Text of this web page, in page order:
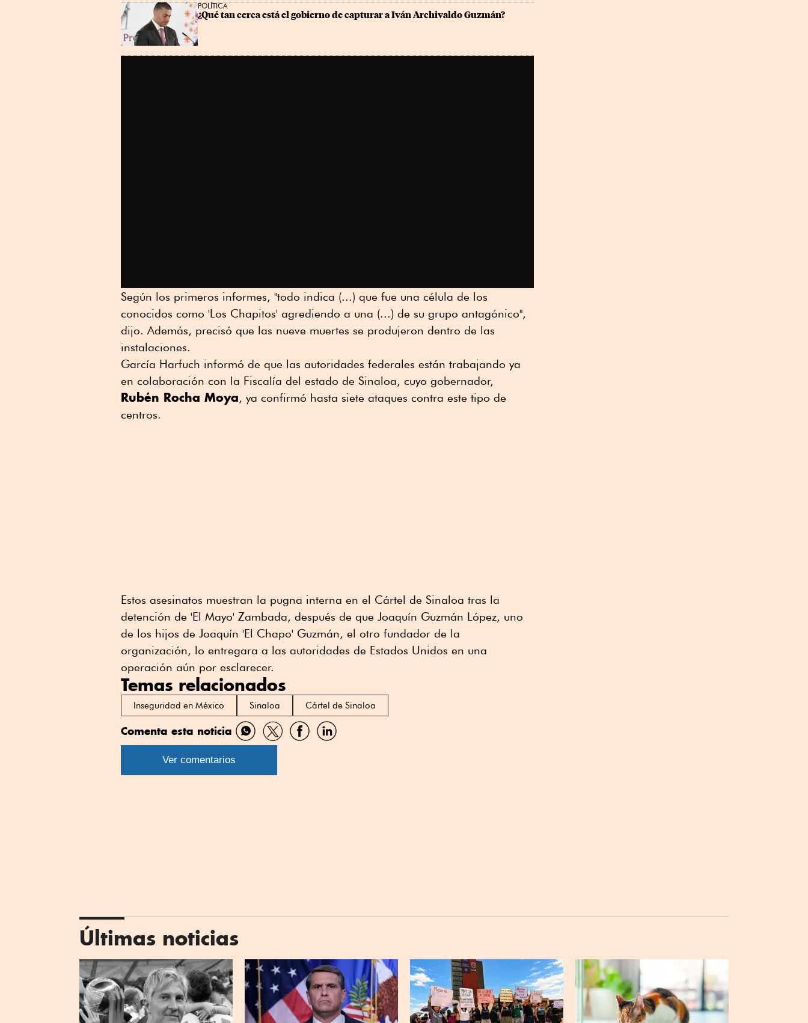
POLÍTICA
¿Qué tan cerca está el gobierno de capturar a Iván Archivaldo Guzmán?
Según los primeros informes, "todo indica (...) que fue una célula de los
conocidos como 'Los Chapitos' agrediendo a una (...) de su grupo antagónico",
dijo. Además, precisó que las nueve muertes se produjeron dentro de las
instalaciones.
García Harfuch informó de que las autoridades federales están trabajando ya
en colaboración con la Fiscalía del estado de Sinaloa, cuyo gobernador,
Rubén Rocha Moya, ya confirmó hasta siete ataques contra este tipo de
centros.
Estos asesinatos muestran la pugna interna en el Cártel de Sinaloa tras la
detención de 'El Mayo' Zambada, después de que Joaquín Guzmán López, uno
de los hijos de Joaquín 'El Chapo' Guzmán, el otro fundador de la
organización, lo entregara a las autoridades de Estados Unidos en una
operación aún por esclarecer.
Temas relacionados
Inseguridad en México Sinaloa Cártel de Sinaloa
Comenta esta noticia
Compartir
por
Compartir
por
CompartirCompartir
Ver comentarios
Últimas noticias